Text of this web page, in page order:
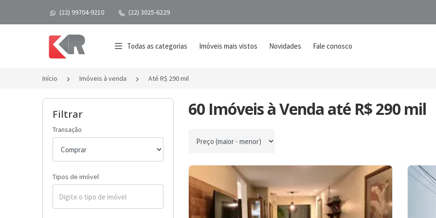
(22) 99704-9210 (22) 3025-6229
Página inicial
Todas as categorias Imóveis mais vistos Novidades Fale conosco
Início Imóveis à venda Até R$ 290 mil
Filtrar
Transação
Tipos de imóvel
60 Imóveis à Venda até R$ 290 mil
Ordenar por